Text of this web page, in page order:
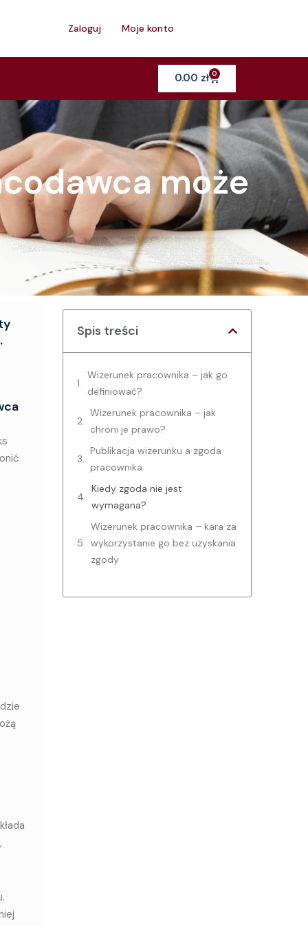
Zaloguj Moje konto
0.00 zł 0Cart
może
Spis treści
Wizerunek pracownika – jak go
definiować?
Wizerunek pracownika – jak
chroni je prawo?
Publikacja wizerunku a zgoda
pracownika
Kiedy zgoda nie jest
wymagana?
Wizerunek pracownika – kara za
wykorzystanie go bez uzyskania
zgody